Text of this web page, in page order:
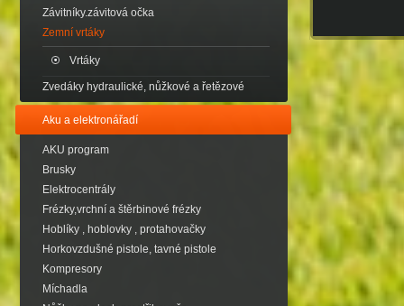
Závitníky.závitová očka
Zemní vrtáky
Vrtáky
Zvedáky hydraulické, nůžkové a řetězové
Aku a elektronářadí
AKU program
Brusky
Elektrocentrály
Frézky,vrchní a štěrbinové frézky
Hoblíky , hoblovky , protahovačky
Horkovzdušné pistole, tavné pistole
Kompresory
Míchadla